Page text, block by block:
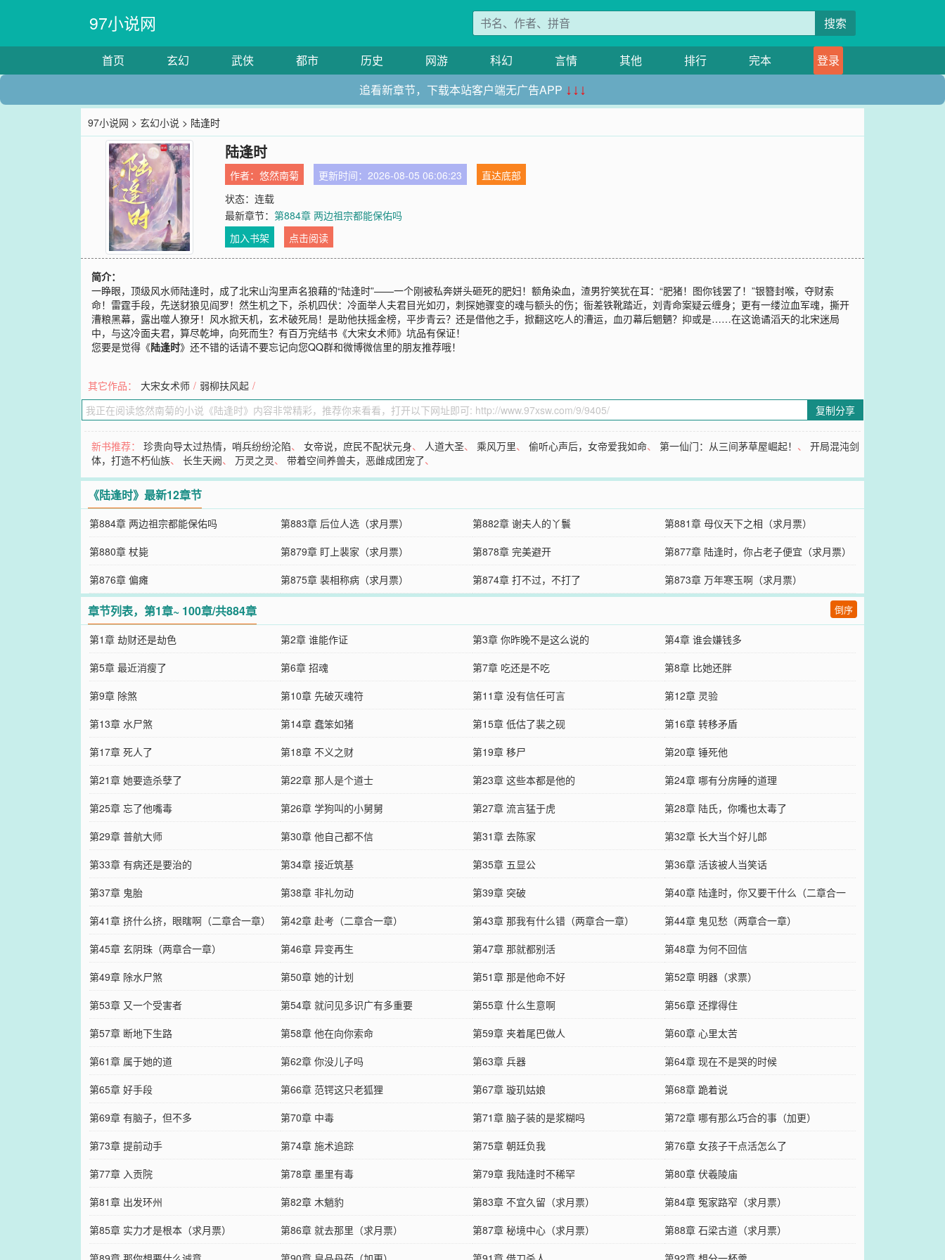
97小说网 搜索
首页 玄幻 武侠 都市 历史 网游 科幻 言情 其他 排行 完本
登录
追看新章节，下载本站客户端无广告APP ↓↓↓
97小说网 >玄幻小说 > 陆逢时
陆逢时
作者：悠然南菊 更新时间：2026-08-05 06:06:23
直达底部
状态：连载
最新章节：第884章 两边祖宗都能保佑吗
加入书架
点击阅读
简介：
一睁眼，顶级风水师陆逢时，成了北宋山沟里声名狼藉的“陆逢时”——一个刚被私奔姘头砸死的肥妇！额角染血，渣男狞笑犹在耳：“肥猪！图你钱罢了！”银簪封喉，夺财索
命！雷霆手段，先送豺狼见阎罗！然生机之下，杀机四伏：冷面举人夫君目光如刃，刺探她骤变的魂与额头的伤；衙差铁靴踏近，刘青命案疑云缠身；更有一缕泣血军魂，撕开
漕粮黑幕，露出噬人獠牙！风水掀天机，玄术破死局！是助他扶摇金榜，平步青云？还是借他之手，掀翻这吃人的漕运，血刃幕后魍魉？抑或是……在这诡谲滔天的北宋迷局
中，与这冷面夫君，算尽乾坤，向死而生？有百万完结书《大宋女术师》坑品有保证！
您要是觉得《陆逢时》还不错的话请不要忘记向您QQ群和微博微信里的朋友推荐哦！
其它作品： 大宋女术师 / 弱柳扶风起 /
复制分享
新书推荐：珍贵向导太过热情，哨兵纷纷沦陷、女帝说，庶民不配状元身、 人道大圣、 乘风万里、偷听心声后，女帝爱我如命、第一仙门：从三间茅草屋崛起！ 、开局混沌剑
体，打造不朽仙族、长生天阙、万灵之灵、带着空间养兽夫，恶雌成团宠了、
《陆逢时》最新12章节
第884章 两边祖宗都能保佑吗 第883章 后位人选（求月票） 第882章 谢夫人的丫鬟
第881章 母仪天下之相（求月票）
第880章 杖毙
第879章 盯上裴家（求月票） 第878章 完美避开
第877章 陆逢时，你占老子便宜（求月票）
第876章 偏瘫
第875章 裴相称病（求月票） 第874章 打不过，不打了 第873章 万年寒玉啊（求月票）
章节列表，第1章~ 100章/共884章 倒序
第1章 劫财还是劫色 第2章 谁能作证 第3章 你昨晚不是这么说的
第4章 谁会嫌钱多
第5章 最近消瘦了
第6章 招魂 第7章 吃还是不吃
第8章 比她还胖
第9章 除煞
第10章 先破灭魂符 第11章 没有信任可言
第12章 灵验
第13章 水尸煞
第14章 蠢笨如猪 第15章 低估了裴之砚
第16章 转移矛盾
第17章 死人了
第18章 不义之财 第19章 移尸
第20章 锤死他
第21章 她要造杀孽了
第22章 那人是个道士 第23章 这些本都是他的
第24章 哪有分房睡的道理
第25章 忘了他嘴毒
第26章 学狗叫的小舅舅 第27章 流言猛于虎
第28章 陆氏，你嘴也太毒了
第29章 普航大师
第30章 他自己都不信 第31章 去陈家
第32章 长大当个好儿郎
第33章 有病还是要治的
第34章 接近筑基 第35章 五显公
第36章 活该被人当笑话
第37章 鬼胎
第38章 非礼勿动 第39章 突破
第40章 陆逢时，你又要干什么（二章合一
章）
第41章 挤什么挤，眼瞎啊（二章合一章） 第42章 赴考（二章合一章） 第43章 那我有什么错（两章合一章）
第44章 鬼见愁（两章合一章）
第45章 玄阴珠（两章合一章）
第46章 异变再生 第47章 那就都别活
第48章 为何不回信
第49章 除水尸煞
第50章 她的计划 第51章 那是他命不好
第52章 明器（求票）
第53章 又一个受害者
第54章 就问见多识广有多重要 第55章 什么生意啊
第56章 还撑得住
第57章 断地下生路
第58章 他在向你索命 第59章 夹着尾巴做人
第60章 心里太苦
第61章 属于她的道
第62章 你没儿子吗 第63章 兵器
第64章 现在不是哭的时候
第65章 好手段
第66章 范锷这只老狐狸 第67章 璇玑姑娘
第68章 跪着说
第69章 有脑子，但不多
第70章 中毒 第71章 脑子装的是浆糊吗
第72章 哪有那么巧合的事（加更）
第73章 提前动手
第74章 施术追踪 第75章 朝廷负我
第76章 女孩子干点活怎么了
第77章 入贡院
第78章 墨里有毒 第79章 我陆逢时不稀罕
第80章 伏羲陵庙
第81章 出发环州
第82章 木魈豹 第83章 不宜久留（求月票）
第84章 冤家路窄（求月票）
第85章 实力才是根本（求月票）
第86章 就去那里（求月票） 第87章 秘境中心（求月票）
第88章 石梁古道（求月票）